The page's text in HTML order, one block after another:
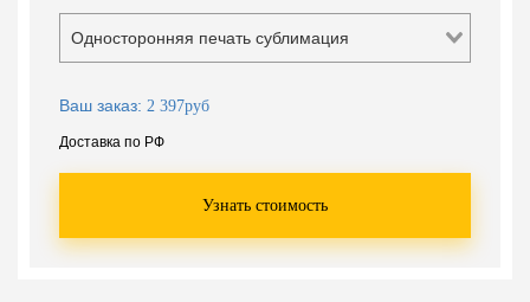
Односторонняя печать сублимация
Ваш заказ: 2 397руб
Доставка по РФ
Узнать стоимость